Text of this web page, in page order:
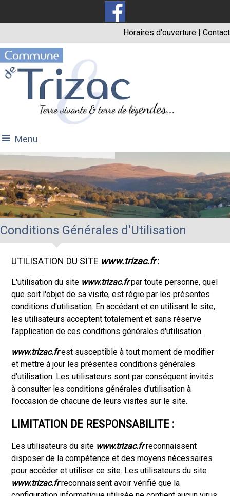
Horaires d'ouverture | Contact
Menu
Conditions Générales d'Utilisation
UTILISATION DU SITE www.trizac.fr:
L'utilisation du site www.trizac.frpar toute personne, quel
que soit l'objet de sa visite, est régie par les présentes
conditions d'utilisation. En accédant et en utilisant le site,
les utilisateurs acceptent totalement et sans réserve
l'application de ces conditions générales d'utilisation.
www.trizac.frest susceptible à tout moment de modifier
et mettre à jour les présentes conditions générales
d'utilisation. Les utilisateurs sont par conséquent invités
à consulter les conditions générales d'utilisation à
l'occasion de chacune de leurs visites sur le site.
LIMITATION DE RESPONSABILITE :
Les utilisateurs du site www.trizac.frreconnaissent
disposer de la compétence et des moyens nécessaires
pour accéder et utiliser ce site. Les utilisateurs du site
www.trizac.frreconnaissent avoir vérifié que la